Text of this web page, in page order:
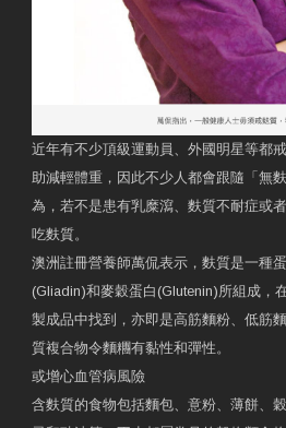
近年有不少頂級運動員、外國明星等都
助減輕體重，因此不少人都會跟隨「無
為，若不是患有乳糜瀉、麩質不耐症或
吃麩質。
澳洲註冊營養師萬侃表示，麩質是一種
(Gliadin)和麥穀蛋白(Glutenin)所組成，
製成品中找到，亦即是高筋麵粉、低筋
質複合物令麵糰有黏性和彈性。
或增心血管病風險
含麩質的食物包括麵包、意粉、薄餅、